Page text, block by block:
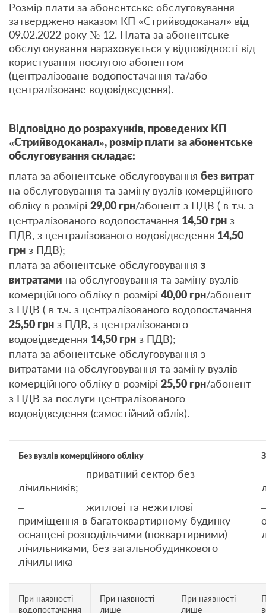
Розмір плати за абонентське обслуговування
затверджено наказом КП «Стрийводоканал» від
09.02.2022 року № 12. Плата за абонентське
обслуговування нараховується у відповідності від
користування послугою абонентом
(централізоване водопостачання та/або
централізоване водовідведення).
Відповідно до розрахунків, проведених КП
«Стрийводоканал», розмір плати за абонентське
обслуговування складає:
плата за абонентське обслуговування без витрат
на обслуговування та заміну вузлів комерційного
обліку в розмірі 29,00 грн/абонент з ПДВ ( в т.ч. з
централізованого водопостачання 14,50 грн з
ПДВ, з централізованого водовідведення 14,50
грн з ПДВ);
плата за абонентське обслуговування з
витратами на обслуговування та заміну вузлів
комерційного обліку в розмірі 40,00 грн/абонент
з ПДВ ( в т.ч. з централізованого водопостачання
25,50 грн з ПДВ, з централізованого
водовідведення 14,50 грн з ПДВ);
плата за абонентське обслуговування з
витратами на обслуговування та заміну вузлів
комерційного обліку в розмірі 25,50 грн/абонент
з ПДВ за послуги централізованого
водовідведення (самостійний облік).
Без вузлів комерційного обліку
– приватний сектор без
лічильників;
– житлові та нежитлові
приміщення в багатоквартирному будинку
оснащені розподільчими (поквартирними)
лічильниками, без загальнобудинкового
лічильника
При наявності
водопостачання
При наявності
лише
При наявності
лише